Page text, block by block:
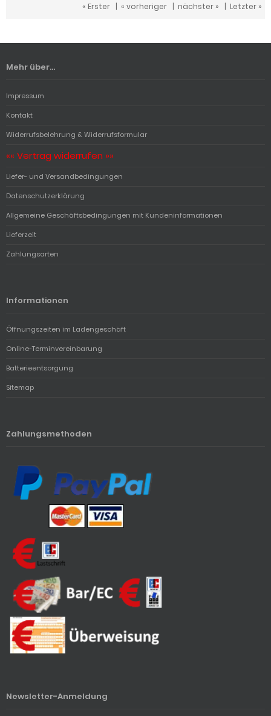
« Erster | « vorheriger | nächster » | Letzter »
Mehr über...
Impressum
Kontakt
Widerrufsbelehrung & Widerrufsformular
«« Vertrag widerrufen »»
Liefer- und Versandbedingungen
Datenschutzerklärung
Allgemeine Geschäftsbedingungen mit Kundeninformationen
Lieferzeit
Zahlungsarten
Informationen
Öffnungszeiten im Ladengeschäft
Online-Terminvereinbarung
Batterieentsorgung
Sitemap
Zahlungsmethoden
Newsletter-Anmeldung